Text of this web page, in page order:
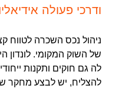
ודרכי פעולה
ניהול נכס השכרה לטווח
של השוק המקומי. לונדון
לה גם חוקים ותקנות
להצליח, יש לבצע מחקר